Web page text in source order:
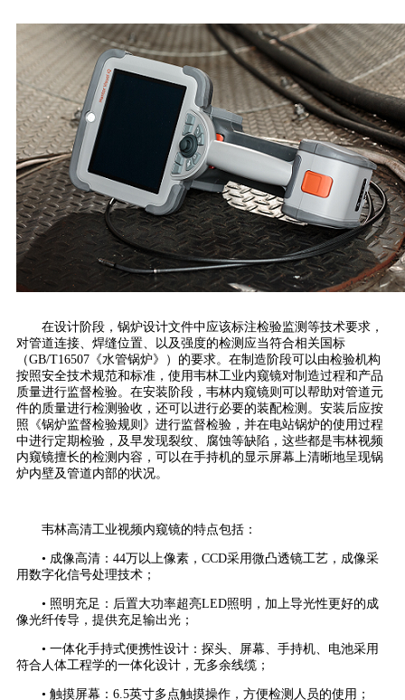
在设计阶段，锅炉设计文件中应该标注检验监测等技术要求，
对管道连接、焊缝位置、以及强度的检测应当符合相关国标
（GB/T16507《水管锅炉》）的要求。在制造阶段可以由检验机构
按照安全技术规范和标准，使用韦林工业内窥镜对制造过程和产品
质量进行监督检验。在安装阶段，韦林内窥镜则可以帮助对管道元
件的质量进行检测验收，还可以进行必要的装配检测。安装后应按
照《锅炉监督检验规则》进行监督检验，并在电站锅炉的使用过程
中进行定期检验，及早发现裂纹、腐蚀等缺陷，这些都是韦林视频
内窥镜擅长的检测内容，可以在手持机的显示屏幕上清晰地呈现锅
炉内壁及管道内部的状况。
韦林高清工业视频内窥镜的特点包括：
• 成像高清：44万以上像素，CCD采用微凸透镜工艺，成像采
用数字化信号处理技术；
• 照明充足：后置大功率超亮LED照明，加上导光性更好的成
像光纤传导，提供充足输出光；
• 一体化手持式便携性设计：探头、屏幕、手持机、电池采用
符合人体工程学的一体化设计，无多余线缆；
• 触摸屏幕：6.5英寸多点触摸操作，方便检测人员的使用；